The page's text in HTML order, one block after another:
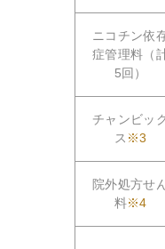
ニコチン依
症管理料（
5回）
チャンビッ
ス ※3
院外処方せ
料※4